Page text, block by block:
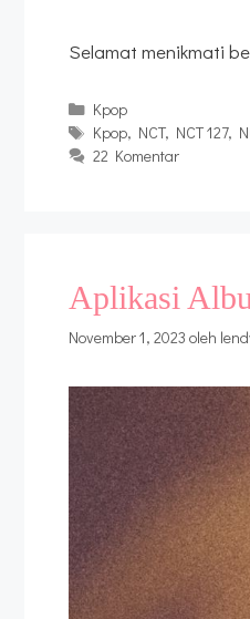
Selamat menikmati
Kategori
Kpop
Tag
Kpop, NCT, NCT 127,
22 Komentar
Aplikasi
November 1, 2023 oleh